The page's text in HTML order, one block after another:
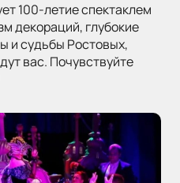
100-летие спектаклем
декораций, глубокие
и судьбы Ростовых,
вас. Почувствуйте